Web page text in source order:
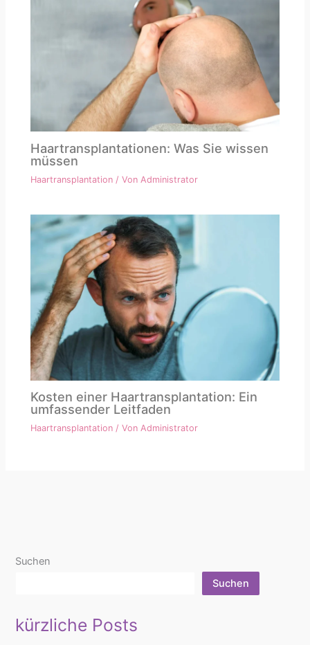
Haartransplantationen: Was Sie wissen
müssen
Haartransplantation / Von Administrator
Kosten einer Haartransplantation: Ein
umfassender Leitfaden
Haartransplantation / VonAdministrator
Suchen
Suchen
kürzliche Posts